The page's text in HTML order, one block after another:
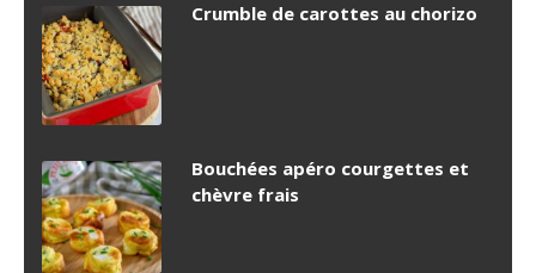
Crumble de carottes au chorizo
Bouchées apéro courgettes et
chèvre frais